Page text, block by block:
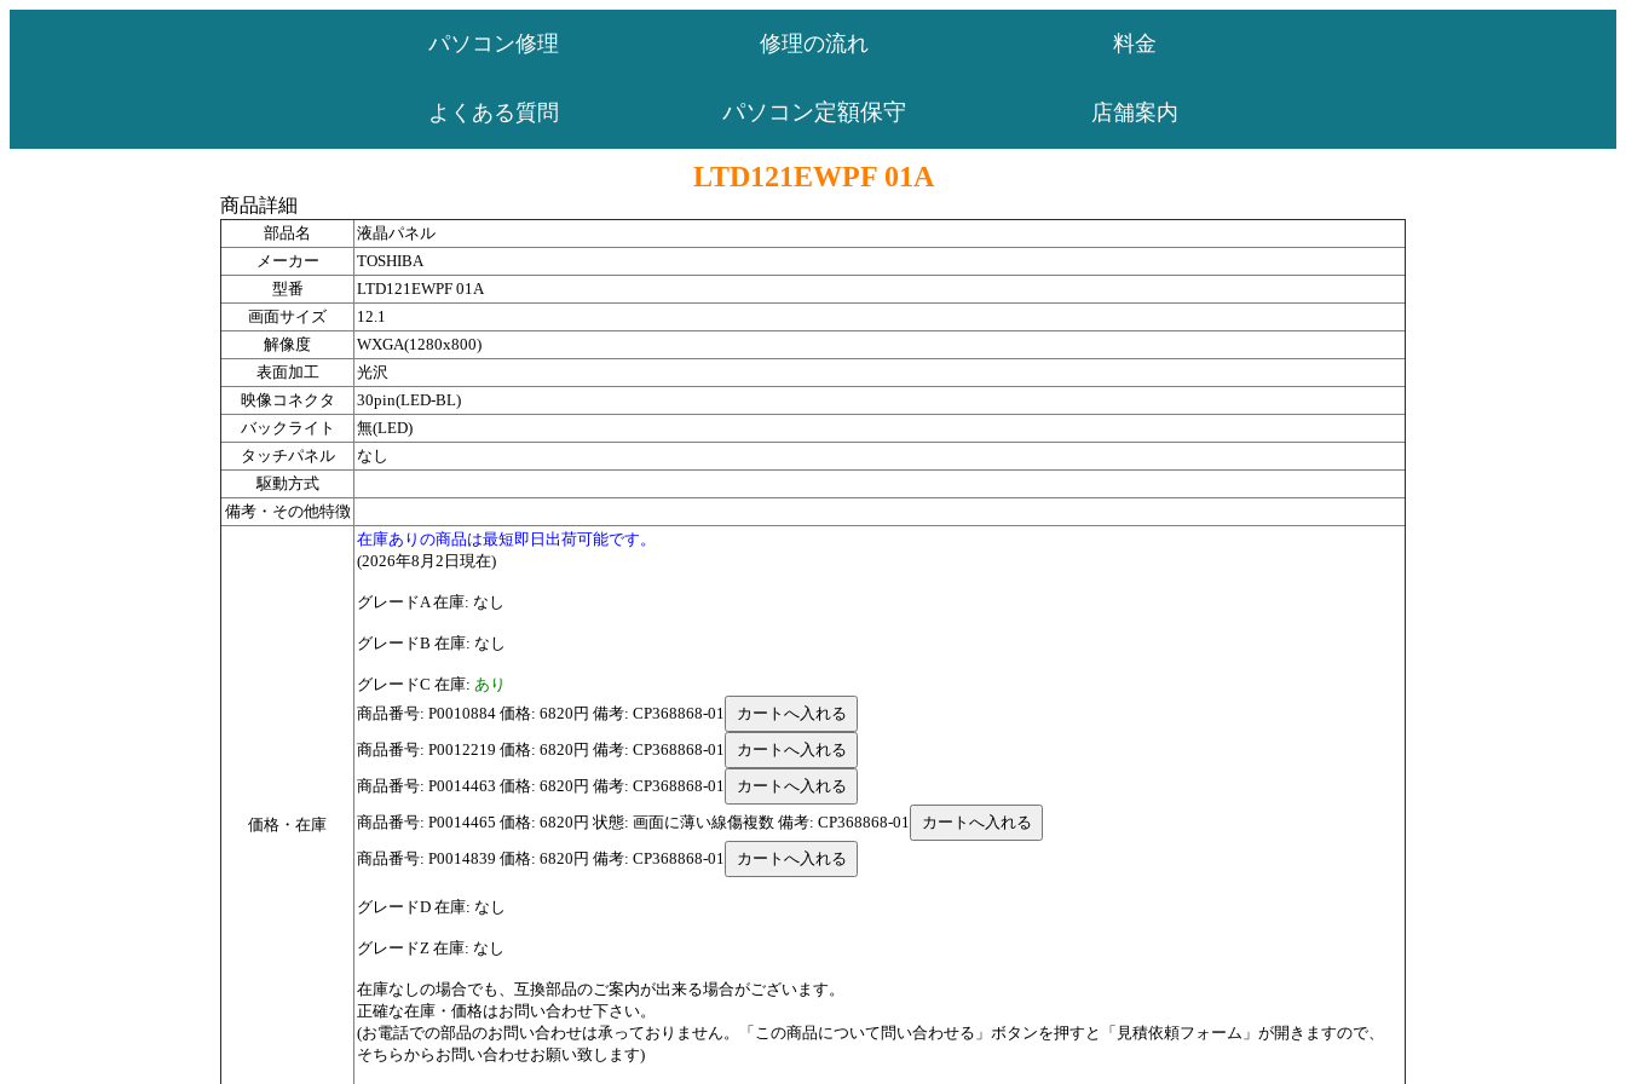
パソコン修理 修理の流れ 料金
よくある質問 パソコン定額保守 店舗案内
LTD121EWPF 01A
商品詳細
部品名
液晶パネル
メーカー
TOSHIBA
型番
LTD121EWPF 01A
画面サイズ
12.1
解像度
WXGA(1280x800)
表面加工
光沢
映像コネクタ
30pin(LED-BL)
バックライト
無(LED)
タッチパネル
なし
駆動方式
備考・その他特徴
価格・在庫
在庫ありの商品は最短即日出荷可能です。
(2026年8月2日現在)
グレードA 在庫: なし
グレードB 在庫: なし
グレードC 在庫: あり
商品番号: P0010884 価格: 6820円 備考: CP368868-01
商品番号: P0012219 価格: 6820円 備考: CP368868-01
商品番号: P0014463 価格: 6820円 備考: CP368868-01
商品番号: P0014465 価格: 6820円 状態: 画面に薄い線傷複数 備考: CP368868-01
商品番号: P0014839 価格: 6820円 備考: CP368868-01
グレードD 在庫: なし
グレードZ 在庫: なし
在庫なしの場合でも、互換部品のご案内が出来る場合がございます。
正確な在庫・価格はお問い合わせ下さい。
(お電話での部品のお問い合わせは承っておりません。「この商品について問い合わせる」ボタンを押すと「見積依頼フォーム」が開きますので、
そちらからお問い合わせお願い致します)